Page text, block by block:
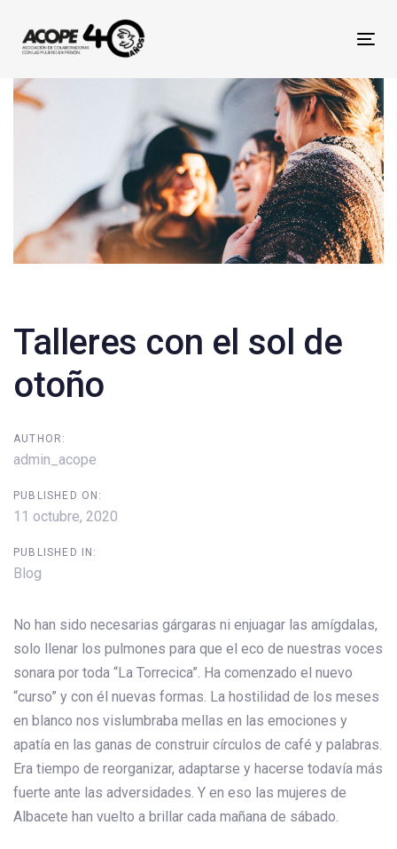
links
primary
navigation
Skip
Talleres con el sol de
otoño
AUTHOR:
admin_acope
PUBLISHED ON:
11 octubre, 2020
PUBLISHED IN:
Blog
No han sido necesarias gárgaras ni enjuagar las amígdalas,
solo llenar los pulmones para que el eco de nuestras voces
sonara por toda “La Torrecica”. Ha comenzado el nuevo
“curso” y con él nuevas formas. La hostilidad de los meses
en blanco nos vislumbraba mellas en las emociones y
apatía en las ganas de construir círculos de café y palabras.
Era tiempo de reorganizar, adaptarse y hacerse todavía más
fuerte ante las adversidades. Y en eso las mujeres de
Albacete han vuelto a brillar cada mañana de sábado.
navigation